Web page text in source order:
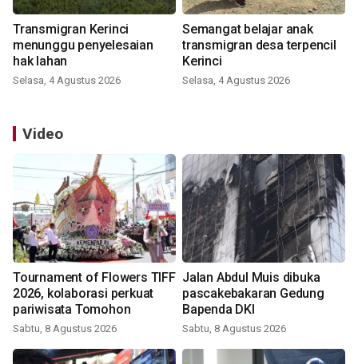
Transmigran Kerinci
menunggu penyelesaian
hak lahan
Selasa, 4 Agustus 2026
Semangat belajar anak
transmigran desa terpencil
Kerinci
Selasa, 4 Agustus 2026
Video
Tournament of Flowers TIFF
2026, kolaborasi perkuat
pariwisata Tomohon
Sabtu, 8 Agustus 2026
Jalan Abdul Muis dibuka
pascakebakaran Gedung
Bapenda DKI
Sabtu, 8 Agustus 2026